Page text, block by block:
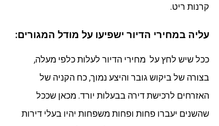
קרנות ריט.
עליה במחירי הדיור ישפיעו על מודל המגורים:
ככל שיש לחץ על מחירי הדיור לעלות כלפי מעלה,
בצורה של ביקוש גובר והיצע נמוך, כח הקניה של
האזרחים לרכישת דירה בבעלות יורד. מכאן שככל
שהשנים יעברו פחות ופחות משפחות יהיו בעלי דירות